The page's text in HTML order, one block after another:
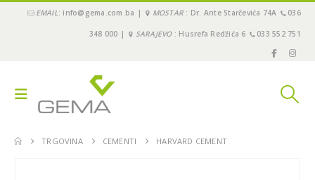
EMAIL: info@gema.com.ba | MOSTAR : Dr. Ante Starčevića 74A 036
348 000 | SARAJEVO: Husrefa Redžića 6 033 552 751
TRGOVINA CEMENTI HARVARD CEMENT